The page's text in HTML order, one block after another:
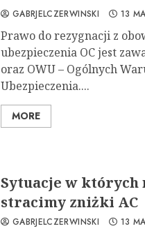
GABRJELCZERWINSKI 13
Prawo do rezygnacji z
ubezpieczenia OC jest
oraz OWU – Ogólnych
Ubezpieczenia....
MORE
Sytuacje w których
stracimy zniżki AC
GABRJELCZERWINSKI 13